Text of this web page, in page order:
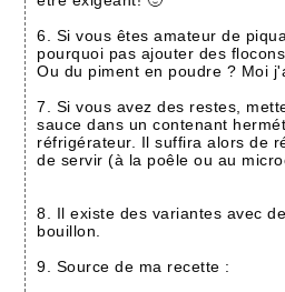
6. Si vous êtes amateur de
pourquoi pas ajouter des
Ou du piment en poudre ? Moi
7. Si vous avez des restes,
sauce dans un contenant
réfrigérateur. Il suffira alors de
de servir (à la poêle ou au
8. Il existe des variantes avec
bouillon.
9. Source de ma recette :